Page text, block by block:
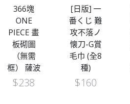
366塊
ONE
PIECE 畫
板砌圖
（無需
框） 薩波
$238
[日版] 一
番くじ 難
攻不落ノ
懐刀-G賞
毛巾 (全8
種)
$160